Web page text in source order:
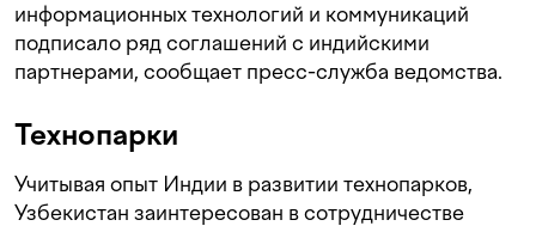
информационных технологий и коммуникаций
подписало ряд соглашений с индийскими
партнерами, сообщает пресс-служба ведомства.
Технопарки
Учитывая опыт Индии в развитии технопарков,
Узбекистан заинтересован в сотрудничестве